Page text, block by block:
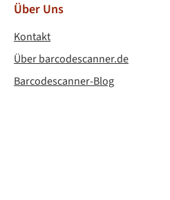
Über Uns
Kontakt
Über barcodescanner.de
Barcodescanner-Blog